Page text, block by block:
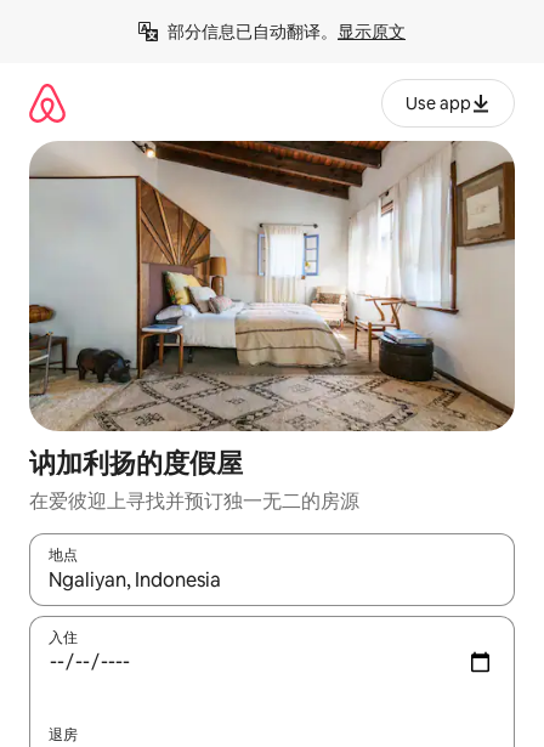
部分信息已自动翻译。 显示原文
Use app
讷加利扬的度假屋
在爱彼迎上寻找并预订独一无二的房源
地点
如有搜索结果，请使用上下方向键查看，或通过点击或滑动手势
入住
退房